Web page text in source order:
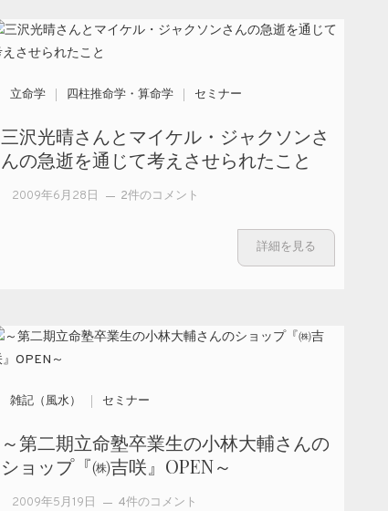
会』）レポー
立命学 四柱推命学・算命学 セミナー
三沢光晴さんとマイケル・ジャクソンさ
んの急逝を通じて考えさせられたこと
2009年6月28日
三沢光晴さん
2件のコメント
詳細を見る
雑記（風水） セミナー
～第二期立命塾卒業生の小林大輔さんの
ショップ『㈱吉咲』OPEN～
2009年5月19日
～第二期立命
4件のコメント